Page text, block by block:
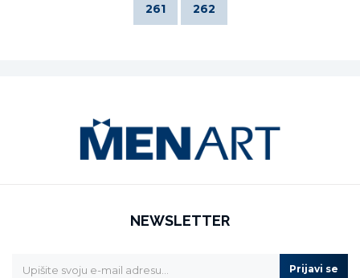
261 262
NEWSLETTER
Prijavi se